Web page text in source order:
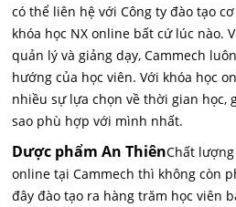
có thể liên hệ với Công ty đào tạo
khóa học NX online bất cứ lúc nào.
quản lý và giảng dạy, Cammech
hướng của học viên. Với khóa học
nhiều sự lựa chọn về thời gian học,
sao phù hợp với mình nhất.
Dược phẩm An ThiênChất
online tại Cammech thì không còn
đây đào tạo ra hàng trăm học viên